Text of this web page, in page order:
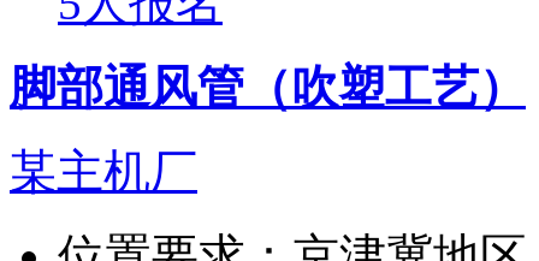
脚部通风管（吹塑工艺）
某主机厂